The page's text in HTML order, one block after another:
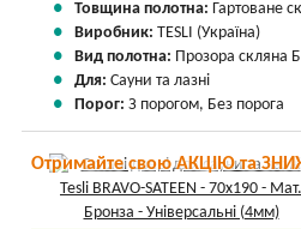
Товщина полотна: Гартоване
Виробник: TESLI (Україна)
Вид полотна: Прозора скляна
Для: Сауни та лазні
Порог: З порогом, Без порога
Отримайте свою АКЦІЮ та